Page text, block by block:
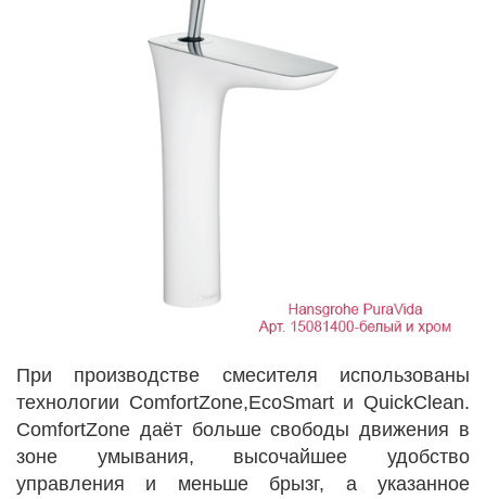
При производстве смесителя использованы
технологии ComfortZone,EcoSmart и QuickClean.
ComfortZone даёт больше свободы движения в
зоне умывания, высочайшее удобство
управления и меньше брызг, а указанное